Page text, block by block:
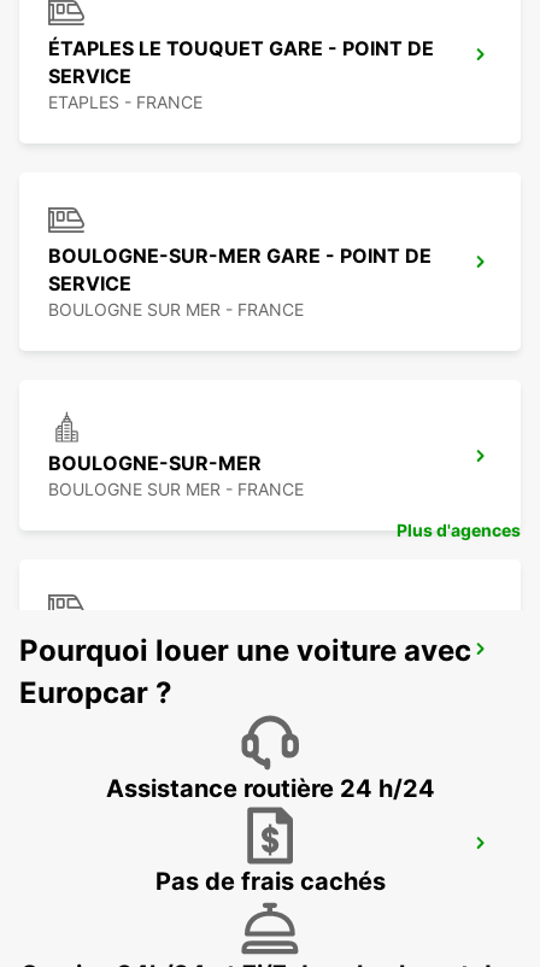
ÉTAPLES LE TOUQUET GARE - POINT DE
SERVICE
ETAPLES - FRANCE
BOULOGNE-SUR-MER GARE - POINT DE
SERVICE
BOULOGNE SUR MER - FRANCE
BOULOGNE-SUR-MER
BOULOGNE SUR MER - FRANCE
CALAIS FRÉTHUN GARE TGV - POINT DE
SERVICE
FRETHUN - FRANCE
ABBEVILLE - FRANCE
Plus d'agences
Pourquoi louer une voiture avec
Europcar ?
Assistance routière 24 h/24
Pas de frais cachés